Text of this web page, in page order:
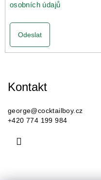
osobních údajů
Odeslat
Kontakt
george@cocktailboy.cz
+420 774 199 984